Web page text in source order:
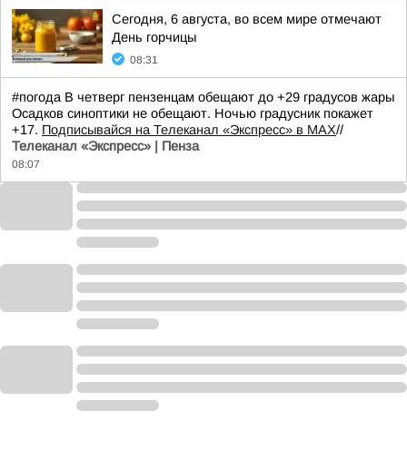
Сегодня, 6 августа, во всем мире отмечают
День горчицы
08:31
#погода В четверг пензенцам обещают до +29 градусов жары
Осадков синоптики не обещают. Ночью градусник покажет
+17. Подписывайся на Телеканал «Экспресс» в MAX//
Телеканал «Экспресс» | Пенза
08:07